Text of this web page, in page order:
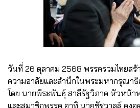
วันที่ 26 ตุลาคม 2568 พรรครวมไทยสร้
ความอาลัยและสำนึกในพระมหากรุณา
โดย นายพีระพันธุ์ สาลีรัฐวิภาค หัวหน้า
และสมาชิกพรรค อาทิ นายชัชวาลล์ คง